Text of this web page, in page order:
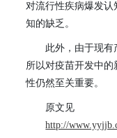
对流行性疾病爆发认
知的缺乏。
此外，由于现有
所以对疫苗开发中
性仍然至关重要。
原文见
http://